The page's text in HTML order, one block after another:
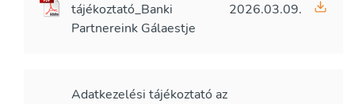
tájékoztató_Banki
Partnereink Gálaestje
2026.03.09.
Adatkezelési tájékoztató az